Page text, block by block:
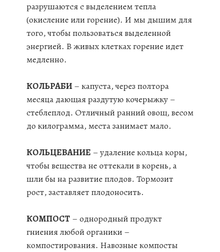
разрушаются с выделением тепла
(окисление или горение). И мы дышим для
того, чтобы пользоваться выделенной
энергией. В живых клетках горение идет
медленно.
КОЛЬРАБИ – капуста, через полтора
месяца дающая раздутую кочерыжку –
стеблеплод. Отличный ранний овощ, весом
до килограмма, места занимает мало.
КОЛЬЦЕВАНИЕ – удаление кольца коры,
чтобы вещества не оттекали в корень, а
шли бы на развитие плодов. Тормозит
рост, заставляет плодоносить.
КОМПОСТ – однородный продукт
гниения любой органики –
компостирования. Навозные компосты